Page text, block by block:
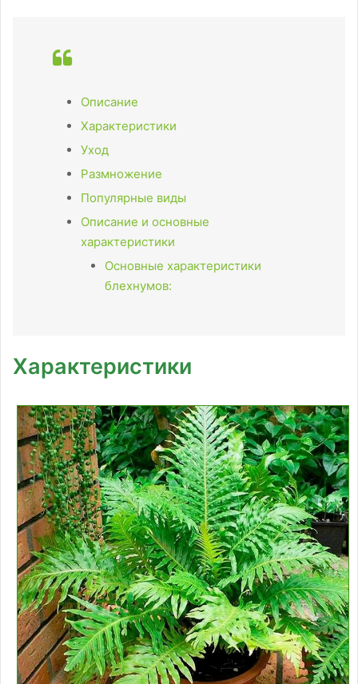
Описание
Характеристики
Уход
Размножение
Популярные виды
Описание и основные
характеристики
Основные характеристики
блехнумов:
Характеристики